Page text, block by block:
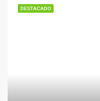
DESTACADO